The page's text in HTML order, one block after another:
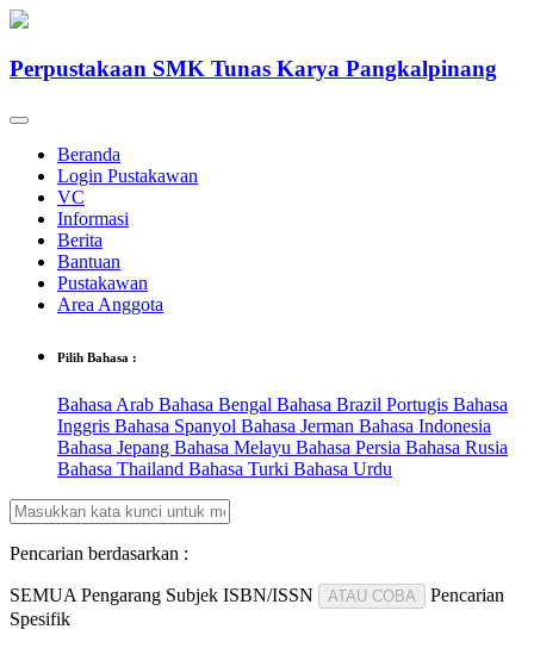
Perpustakaan SMK Tunas Karya Pangkalpinang
Beranda
Login Pustakawan
VC
Informasi
Berita
Bantuan
Pustakawan
Area Anggota
Pilih Bahasa :
Bahasa Arab Bahasa Bengal Bahasa Brazil Portugis Bahasa
Inggris Bahasa Spanyol Bahasa Jerman Bahasa Indonesia
Bahasa Jepang Bahasa Melayu Bahasa Persia Bahasa Rusia
Bahasa Thailand Bahasa Turki Bahasa Urdu
Pencarian berdasarkan :
SEMUA Pengarang Subjek ISBN/ISSN ATAU COBA
Pencarian
Spesifik